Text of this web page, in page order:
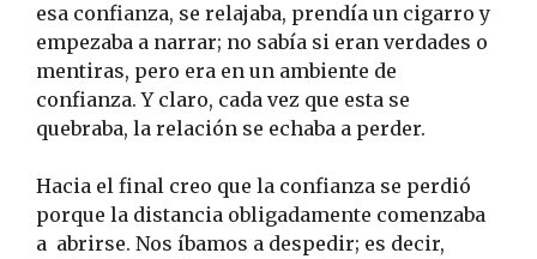
esa confianza, se relajaba, prendía un cigarro y
empezaba a narrar; no sabía si eran verdades o
mentiras, pero era en un ambiente de
confianza. Y claro, cada vez que esta se
quebraba, la relación se echaba a perder.
Hacia el final creo que la confianza se perdió
porque la distancia obligadamente comenzaba
a abrirse. Nos íbamos a despedir; es decir,